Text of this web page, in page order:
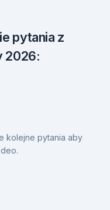
pytania z
2026:
kolejne pytania aby